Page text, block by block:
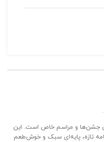
جشن‌ها و مراسم خاص است. این
تازه، پایه‌ای سبک و خوش‌طعم